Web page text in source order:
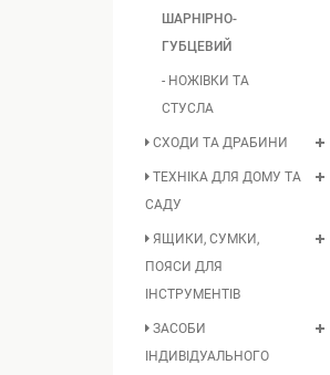
ШАРНІРНО-
ГУБЦЕВИЙ
- НОЖІВКИ ТА
СТУСЛА
СХОДИ ТА ДРАБИНИ
ТЕХНІКА ДЛЯ ДОМУ ТА
САДУ
ЯЩИКИ, СУМКИ,
ПОЯСИ ДЛЯ
ІНСТРУМЕНТІВ
ЗАСОБИ
ІНДИВІДУАЛЬНОГО